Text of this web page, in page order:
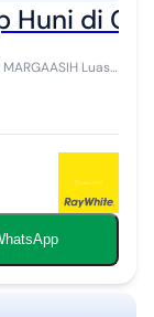
Huni di